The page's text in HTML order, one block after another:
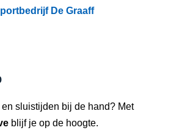
De Graaff
sluistijden bij de hand? Met
blijf je op de hoogte.